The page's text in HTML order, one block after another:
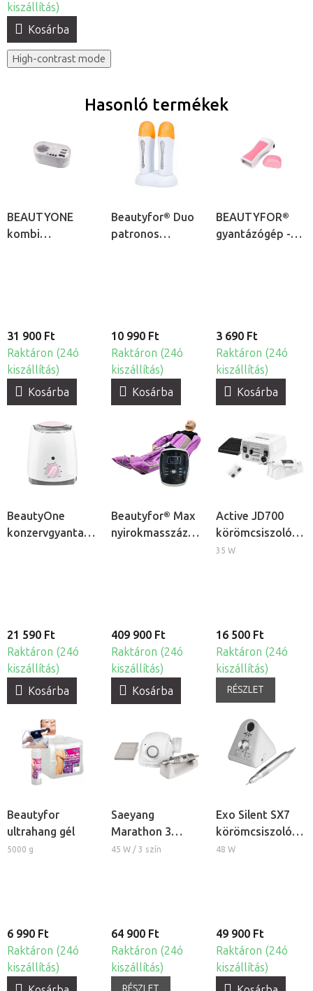
kiszállítás)
Kosárba
High-contrast mode
Hasonló termékek
BEAUTYONE
kombi
31 900 Ft
Raktáron (24ó
kiszállítás)
Kosárba
Beautyfor® Duo
patronos
10 990 Ft
Raktáron (24ó
kiszállítás)
Kosárba
BEAUTYFOR®
gyantázógép -
3 690 Ft
Raktáron (24ó
kiszállítás)
Kosárba
BeautyOne
konzervgyanta
21 590 Ft
Raktáron (24ó
kiszállítás)
Kosárba
Beautyfor® Max
nyirokmasszázs
409 900 Ft
Raktáron (24ó
kiszállítás)
Kosárba
Active JD700
körömcsiszoló
gép
35 W
16 500 Ft
Raktáron (24ó
kiszállítás)
RÉSZLET
Beautyfor
ultrahang gél
5000 g
6 990 Ft
Raktáron (24ó
kiszállítás)
Saeyang
Marathon 3
Champion
45 W / 3 szín
64 900 Ft
Raktáron (24ó
kiszállítás)
Exo Silent SX7
körömcsiszoló
gép
48 W
49 900 Ft
Raktáron (24ó
kiszállítás)